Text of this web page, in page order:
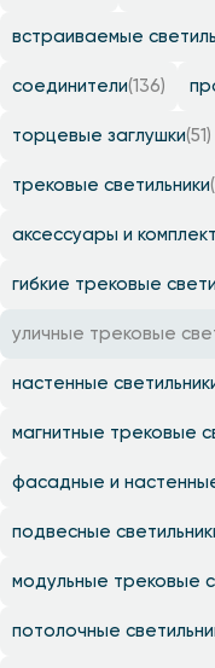
встраиваемые
соединители(136)
торцевые заглушки(51)
трековые светильники
аксессуары и
гибкие трековые
уличные трековые
настенные
магнитные трековые
фасадные и
подвесные
модульные трековые
потолочные